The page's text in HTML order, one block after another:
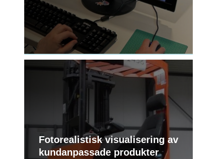
Fotorealistisk visualisering av
kundanpassade produkter